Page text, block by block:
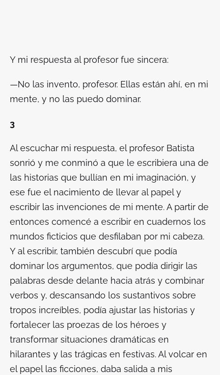
Y mi respuesta al profesor fue sincera:
—No las invento, profesor. Ellas están ahí, en mi
mente, y no las puedo dominar.
3
Al escuchar mi respuesta, el profesor Batista
sonrió y me conminó a que le escribiera una de
las historias que bullían en mi imaginación, y
ese fue el nacimiento de llevar al papel y
escribir las invenciones de mi mente. A partir de
entonces comencé a escribir en cuadernos los
mundos ficticios que desfilaban por mi cabeza.
Y al escribir, también descubrí que podía
dominar los argumentos, que podía dirigir las
palabras desde delante hacia atrás y combinar
verbos y, descansando los sustantivos sobre
tropos increíbles, podía ajustar las historias y
fortalecer las proezas de los héroes y
transformar situaciones dramáticas en
hilarantes y las trágicas en festivas. Al volcar en
el papel las ficciones, daba salida a mis